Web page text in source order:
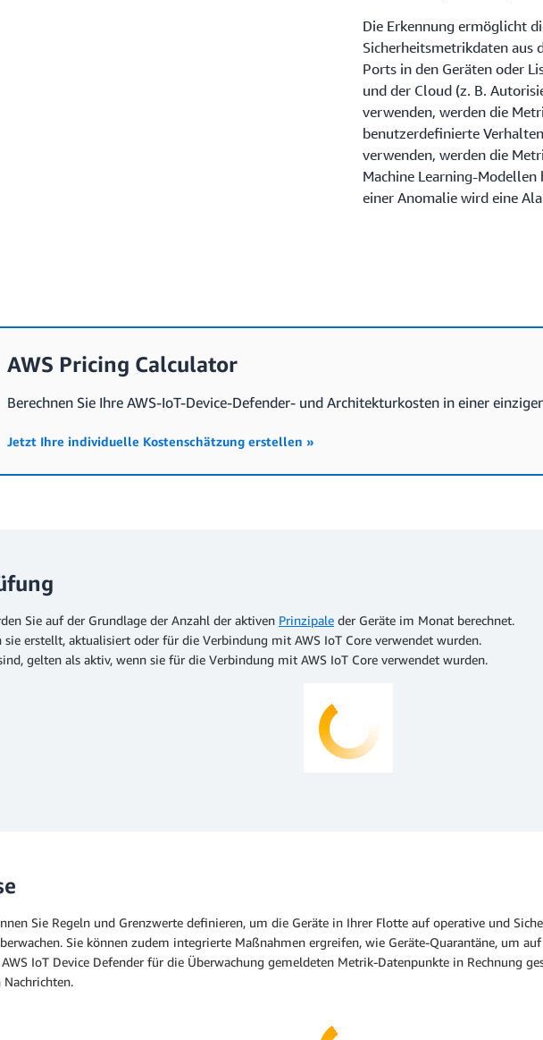
Die Erkennung ermöglicht
Sicherheitsmetrikdaten aus
Ports in den Geräten oder
und der Cloud (z. B.
verwenden, werden die
benutzerdefinierte
verwenden, werden die
Machine Learning-
einer Anomalie wird eine
AWS Pricing Calculator
Berechnen Sie Ihre AWS-IoT-Device-Defender- und Architekturkosten in einer
Jetzt Ihre individuelle Kostenschätzung erstellen »
Sie auf der Grundlage der Anzahl der aktiven Prinzipale der Geräte im Monat berechnet.
erstellt, aktualisiert oder für die Verbindung mit AWS IoT Core verwendet wurden.
gelten als aktiv, wenn sie für die Verbindung mit AWS IoT Core verwendet wurden.
Sie Regeln und Grenzwerte definieren, um die Geräte in Ihrer Flotte auf operative und
Sie können zudem integrierte Maßnahmen ergreifen, wie Geräte-Quarantäne, um
IoT Device Defender für die Überwachung gemeldeten Metrik-Datenpunkte in Rechnung